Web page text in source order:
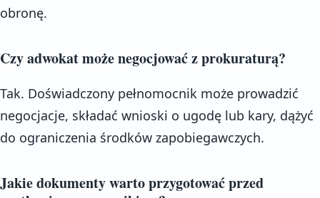
obronę.
Czy adwokat może negocjować z prokuraturą?
Tak. Doświadczony pełnomocnik może prowadzić
negocjacje, składać wnioski o ugodę lub kary, dążyć
do ograniczenia środków zapobiegawczych.
Jakie dokumenty warto przygotować przed